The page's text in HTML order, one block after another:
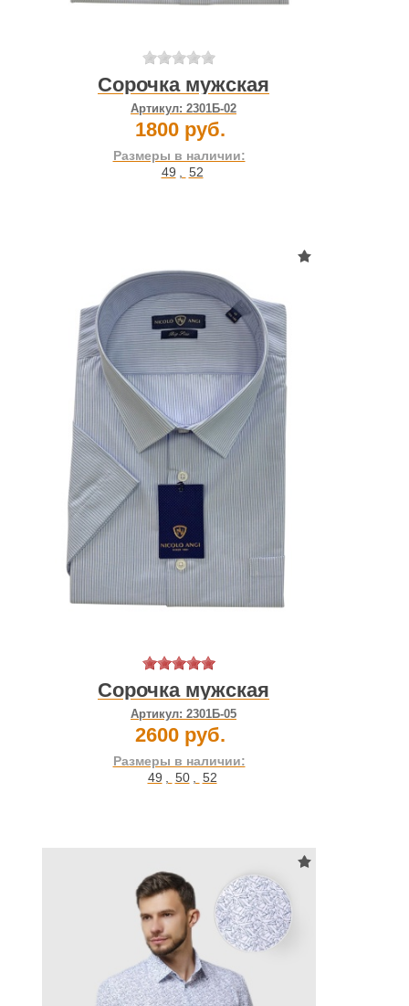
Сорочка мужская
Артикул: 2301Б-02
1800 руб.
Размеры в наличии:
49 , 52
Сорочка мужская
Артикул: 2301Б-05
2600 руб.
Размеры в наличии:
49 , 50 , 52